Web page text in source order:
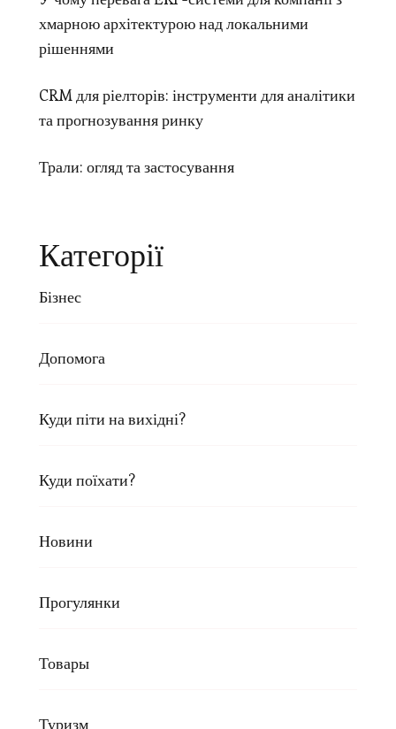
хмарною архітектурою над локальними
рішеннями
CRM для ріелторів: інструменти для аналітики
та прогнозування ринку
Трали: огляд та застосування
Категорії
Бізнес
Допомога
Куди піти на вихідні?
Куди поїхати?
Новини
Прогулянки
Товары
Туризм